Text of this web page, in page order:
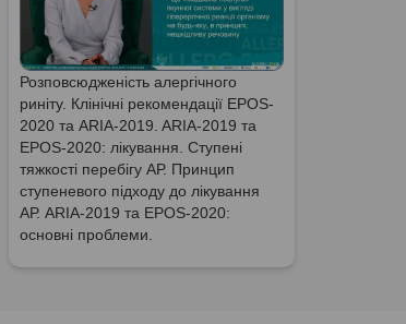
Розповсюдженість алергічного
риніту. Клінічні рекомендації EPOS-
2020 та ARIA-2019. ARIA-2019 та
EPOS-2020: лікування. Ступені
тяжкості перебігу АР. Принцип
ступеневого підходу до лікування
АР. ARIA-2019 та EPOS-2020:
основні проблеми.